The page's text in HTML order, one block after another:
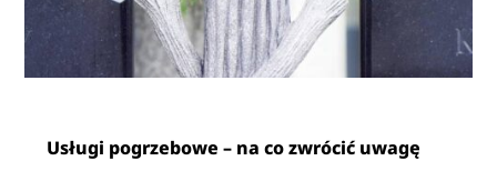
Usługi pogrzebowe – na co zwrócić uwagę